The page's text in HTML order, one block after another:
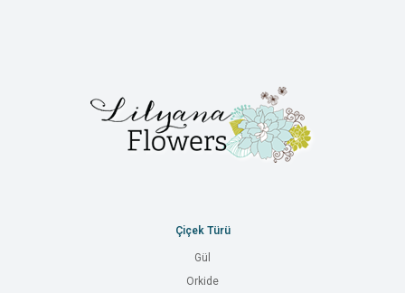
Çiçek Türü
Gül
Orkide